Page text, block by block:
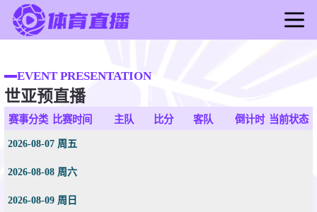
足球直播
篮球直播
足球录像
篮球新闻
EVENT PRESENTATION
世亚预直播
赛事分类 比赛时间 主队 比分 客队 倒计时 当前状态
2026-08-07 周五
2026-08-08 周六
2026-08-09 周日